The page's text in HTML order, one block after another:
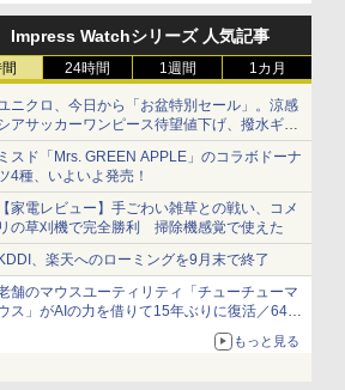
Impress Watchシリーズ 人気記事
24時間 1週間 1カ月
ニクロ、今日から「お盆特別セール」。涼感
アサッカーワンピース待望値下げ、撥水ギア
ョーツは1990円に
スド「Mrs. GREEN APPLE」のコラボドーナ
4種、いよいよ発売！
家電レビュー】手ごわい雑草との戦い、コメ
の草刈機で完全勝利 掃除機感覚で使えた
、楽天へのローミングを9月末で終了
舗のマウスユーティリティ「チューチューマ
ス」がAIの力を借りて15年ぶりに復活／64bit
、Windows 10/11、「Chrome」も走り回
。復活記念で2026年末まで500円
もっと見る